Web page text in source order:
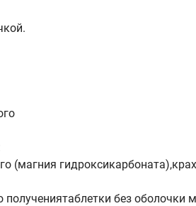
(магния
получениятаблетки без оболочки